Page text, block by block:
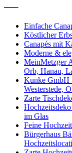
—–
Einfache
Köstlicher
Canapés mit
Moderne &
MeinMetzger
Orb, Hanau,
Kunke GmbH
Westerstede,
Zarte
im Glas
Feine
Bürgerhaus